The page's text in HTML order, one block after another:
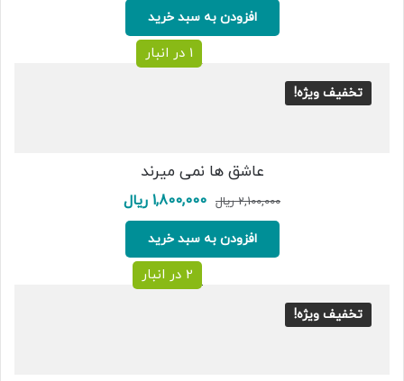
2,000,000 ریال
بود.
افزودن به سبد خرید
تخفیف ویژه!
1 در انبار
عاشق ها نمی میرند
2,100,000 ریال قیمت
اصلی:
2,100,000 ریال
بود.
1,800,000 ریالقیمت
افزودن به سبد خرید
تخفیف ویژه!
2 در انبار